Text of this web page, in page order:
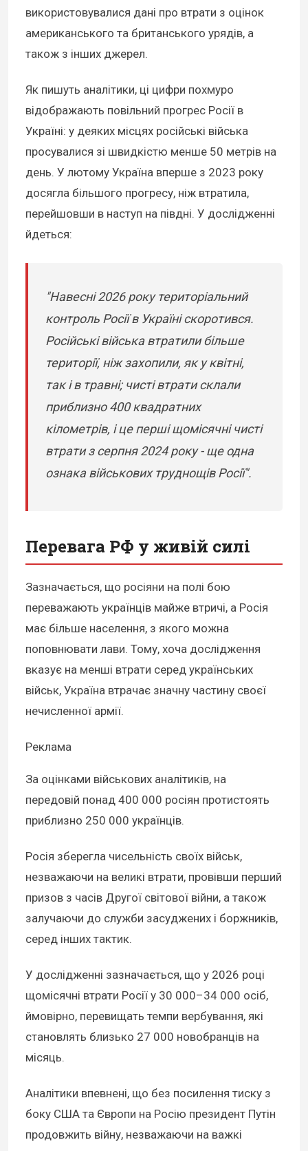
використовувалися дані про втрати з оцінок
американського та британського урядів, а
також з інших джерел.
Як пишуть аналітики, ці цифри похмуро
відображають повільний прогрес Росії в
Україні: у деяких місцях російські війська
просувалися зі швидкістю менше 50 метрів на
день. У лютому Україна вперше з 2023 року
досягла більшого прогресу, ніж втратила,
перейшовши в наступ на півдні. У дослідженні
йдеться:
"Навесні 2026 року територіальний
контроль Росії в Україні скоротився.
Російські війська втратили більше
території, ніж захопили, як у квітні,
так і в травні; чисті втрати склали
приблизно 400 квадратних
кілометрів, і це перші щомісячні чисті
втрати з серпня 2024 року - ще одна
ознака військових труднощів Росії".
Перевага РФ у живій силі
Зазначається, що росіяни на полі бою
переважають українців майже втричі, а Росія
має більше населення, з якого можна
поповнювати лави. Тому, хоча дослідження
вказує на менші втрати серед українських
військ, Україна втрачає значну частину своєї
нечисленної армії.
Реклама
За оцінками військових аналітиків, на
передовій понад 400 000 росіян протистоять
приблизно 250 000 українців.
Росія зберегла чисельність своїх військ,
незважаючи на великі втрати, провівши перший
призов з часів Другої світової війни, а також
залучаючи до служби засуджених і боржників,
серед інших тактик.
У дослідженні зазначається, що у 2026 році
щомісячні втрати Росії у 30 000–34 000 осіб,
ймовірно, перевищать темпи вербування, які
становлять близько 27 000 новобранців на
місяць.
Аналітики впевнені, що без посилення тиску з
боку США та Європи на Росію президент Путін
продовжить війну, незважаючи на важкі